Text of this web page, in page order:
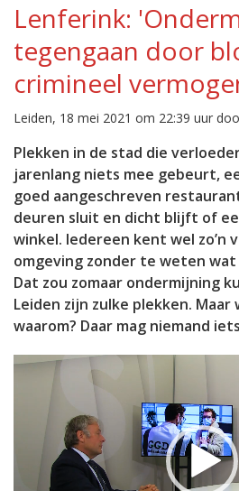
Lenferink:
tegengaan door
crimineel
Leiden, 18 mei 2021 om 22:39 uur
Plekken in de stad die
jarenlang niets mee gebeurt,
goed aangeschreven
deuren sluit en dicht blijft of
winkel. Iedereen kent wel zo’n
omgeving zonder te weten wat
Dat zou zomaar ondermijning
Leiden zijn zulke plekken.
waarom? Daar mag niemand
Videospeler